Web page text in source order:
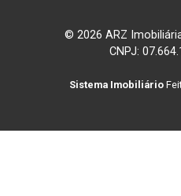
© 2026 ARZ
CNPJ:
Sistema Imobiliário